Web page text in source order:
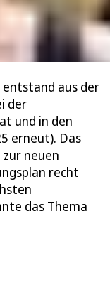
aus der
der
und in den
erneut). Das
neuen
recht
das Thema